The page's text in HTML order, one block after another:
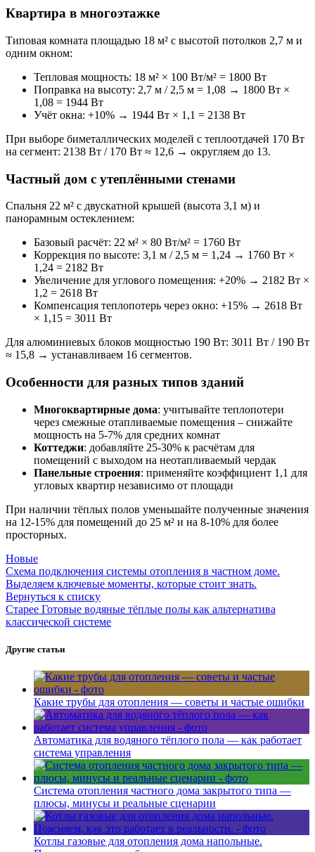
Квартира в многоэтажке
Типовая комната площадью 18 м² с высотой потолков 2,7 м и
одним окном:
Тепловая мощность: 18 м² × 100 Вт/м² = 1800 Вт
Поправка на высоту: 2,7 м / 2,5 м = 1,08 → 1800 Вт ×
1,08 = 1944 Вт
Учёт окна: +10% → 1944 Вт × 1,1 = 2138 Вт
При выборе биметаллических моделей с теплоотдачей 170 Вт
на сегмент: 2138 Вт / 170 Вт ≈ 12,6 → округляем до 13.
Частный дом с утеплёнными стенами
Спальня 22 м² с двускатной крышей (высота 3,1 м) и
панорамным остеклением:
Базовый расчёт: 22 м² × 80 Вт/м² = 1760 Вт
Коррекция по высоте: 3,1 м / 2,5 м = 1,24 → 1760 Вт ×
1,24 = 2182 Вт
Увеличение для углового помещения: +20% → 2182 Вт ×
1,2 = 2618 Вт
Компенсация теплопотерь через окно: +15% → 2618 Вт
× 1,15 = 3011 Вт
Для алюминиевых блоков мощностью 190 Вт: 3011 Вт / 190 Вт
≈ 15,8 → устанавливаем 16 сегментов.
Особенности для разных типов зданий
Многоквартирные дома: учитывайте теплопотери
через смежные отапливаемые помещения – снижайте
мощность на 5-7% для средних комнат
Коттеджи: добавляйте 25-30% к расчётам для
помещений с выходом на неотапливаемый чердак
Панельные строения: применяйте коэффициент 1,1 для
угловых квартир независимо от площади
При наличии тёплых полов уменьшайте полученные значения
на 12-15% для помещений до 25 м² и на 8-10% для более
просторных.
Новые
Схема подключения системы отопления в частном доме.
Выделяем ключевые моменты, которые стоит знать.
Вернуться к списку
Старее Готовые водяные тёплые полы как альтернатива
классической системе
Другие статьи
Какие трубы для отопления — советы и частые ошибки
Автоматика для водяного тёплого пола — как работает
система управления
Система отопления частного дома закрытого типа —
плюсы, минусы и реальные сценарии
Котлы газовые для отопления дома напольные.